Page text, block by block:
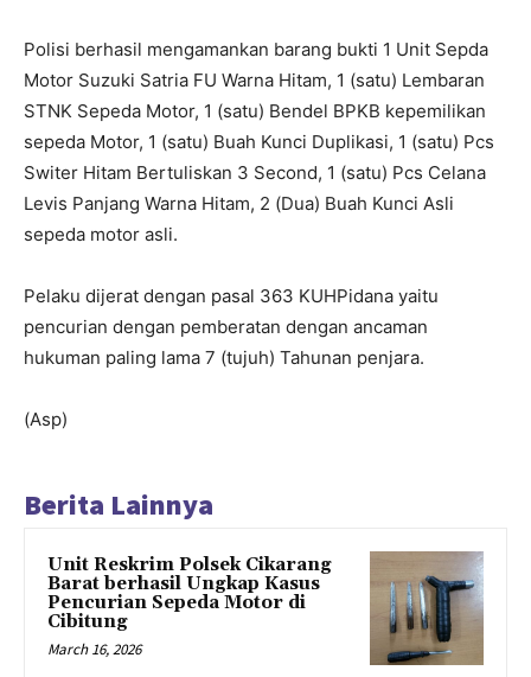
Polisi berhasil mengamankan barang bukti 1 Unit Sepda
Motor Suzuki Satria FU Warna Hitam, 1 (satu) Lembaran
STNK Sepeda Motor, 1 (satu) Bendel BPKB kepemilikan
sepeda Motor, 1 (satu) Buah Kunci Duplikasi, 1 (satu) Pcs
Switer Hitam Bertuliskan 3 Second, 1 (satu) Pcs Celana
Levis Panjang Warna Hitam, 2 (Dua) Buah Kunci Asli
sepeda motor asli.
Pelaku dijerat dengan pasal 363 KUHPidana yaitu
pencurian dengan pemberatan dengan ancaman
hukuman paling lama 7 (tujuh) Tahunan penjara.
(Asp)
Berita Lainnya
Unit Reskrim Polsek Cikarang
Barat berhasil Ungkap Kasus
Pencurian Sepeda Motor di
Cibitung
March 16, 2026